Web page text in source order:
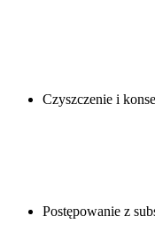
Czyszczenie i
Postępowanie z